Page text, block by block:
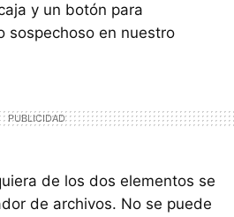
y un botón para
sospechoso en nuestro
de los dos elementos se
de archivos. No se puede